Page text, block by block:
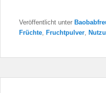
Veröffentlicht unter
Früchte Fruchtpulver